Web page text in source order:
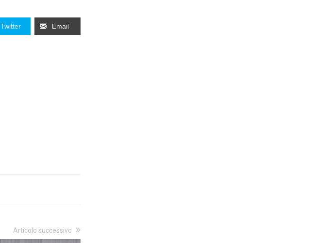
Twitter Email
Articolo successivo